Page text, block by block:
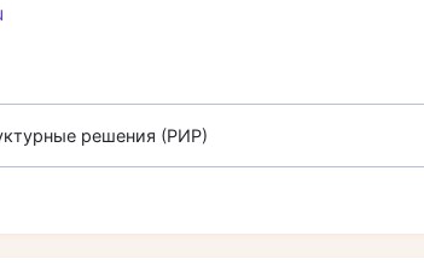
решения (РИР)